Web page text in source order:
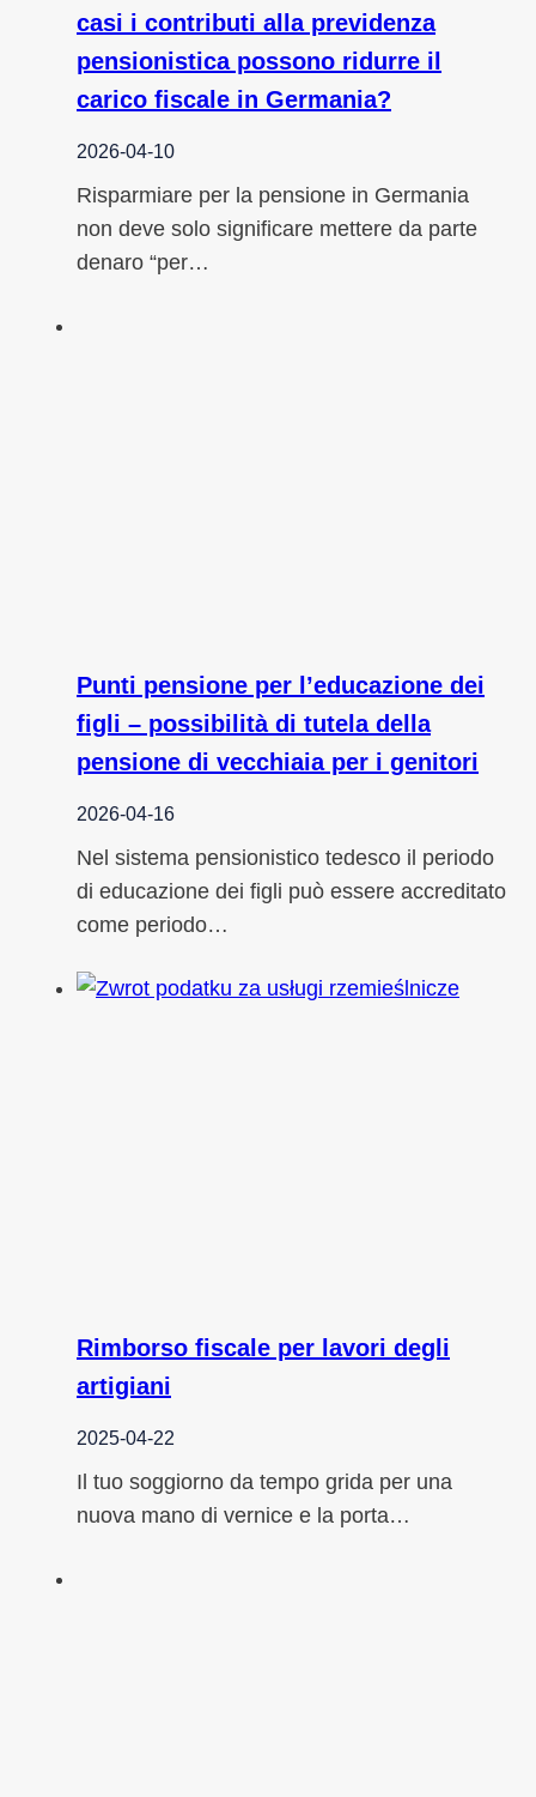
casi i contributi alla previdenza
pensionistica possono ridurre il
carico fiscale in Germania?
2026-04-10
Risparmiare per la pensione in Germania
non deve solo significare mettere da parte
denaro “per…
Punti pensione per l’educazione dei
figli – possibilità di tutela della
pensione di vecchiaia per i genitori
2026-04-16
Nel sistema pensionistico tedesco il periodo
di educazione dei figli può essere accreditato
come periodo…
Rimborso fiscale per lavori degli
artigiani
2025-04-22
Il tuo soggiorno da tempo grida per una
nuova mano di vernice e la porta…